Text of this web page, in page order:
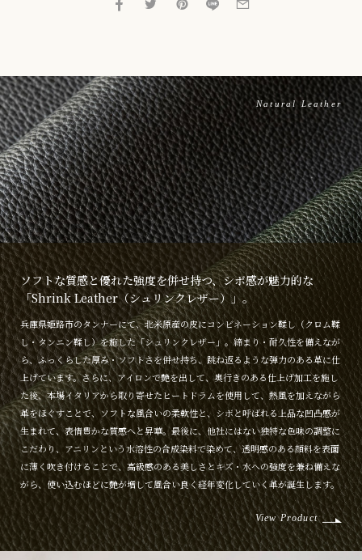
Natural Leather
ソフトな質感と優れた強度を併せ持つ、シボ感が魅力的な
「Shrink Leather（シュリンクレザー）」。
兵庫県姫路市のタンナーにて、北米原産の皮にコンビネーション鞣し（クロム鞣
し・タンニン鞣し）を施した「シュリンクレザー」。締まり・耐久性を備えなが
ら、ふっくらした厚み・ソフトさを併せ持ち、跳ね返るような弾力のある革に仕
上げています。さらに、アイロンで艶を出して、奥行きのある仕上げ加工を施し
た後、本場イタリアから取り寄せたヒートドラムを使用して、熱風を加えながら
革をほぐすことで、ソフトな風合いの柔軟性と、シボと呼ばれる上品な凹凸感が
生まれて、表情豊かな質感へと昇華。最後に、他社にはない独特な色味の調整に
こだわり、アニリンという水溶性の合成染料で染めて、透明感のある顔料を表面
に薄く吹き付けることで、高級感のある美しさとキズ・水への強度を兼ね備えな
がら、使い込むほどに艶が増して風合い良く経年変化していく革が誕生します。
View Product